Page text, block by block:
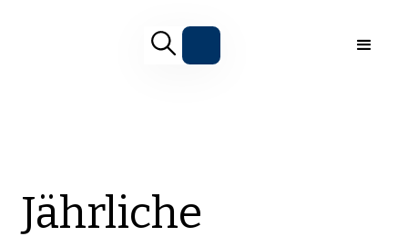
Jährliche